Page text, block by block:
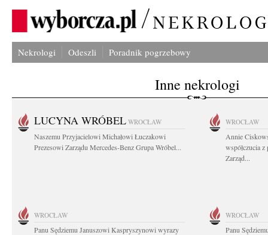
Nekrologi Odeszli Poradnik pogrzebowy
Inne nekrologi
LUCYNA WRÓBEL WROCŁAW
Naszemu Przyjacielowi Michałowi Łuczakowi
Prezesowi Zarządu Mercedes-Benz Grupa Wróbel...
WROCŁAW
Annie
współczucia
Zarząd...
WROCŁAW
Panu Sędziemu Januszowi Kaspryszynowi wyrazy
WROCŁAW
Panu